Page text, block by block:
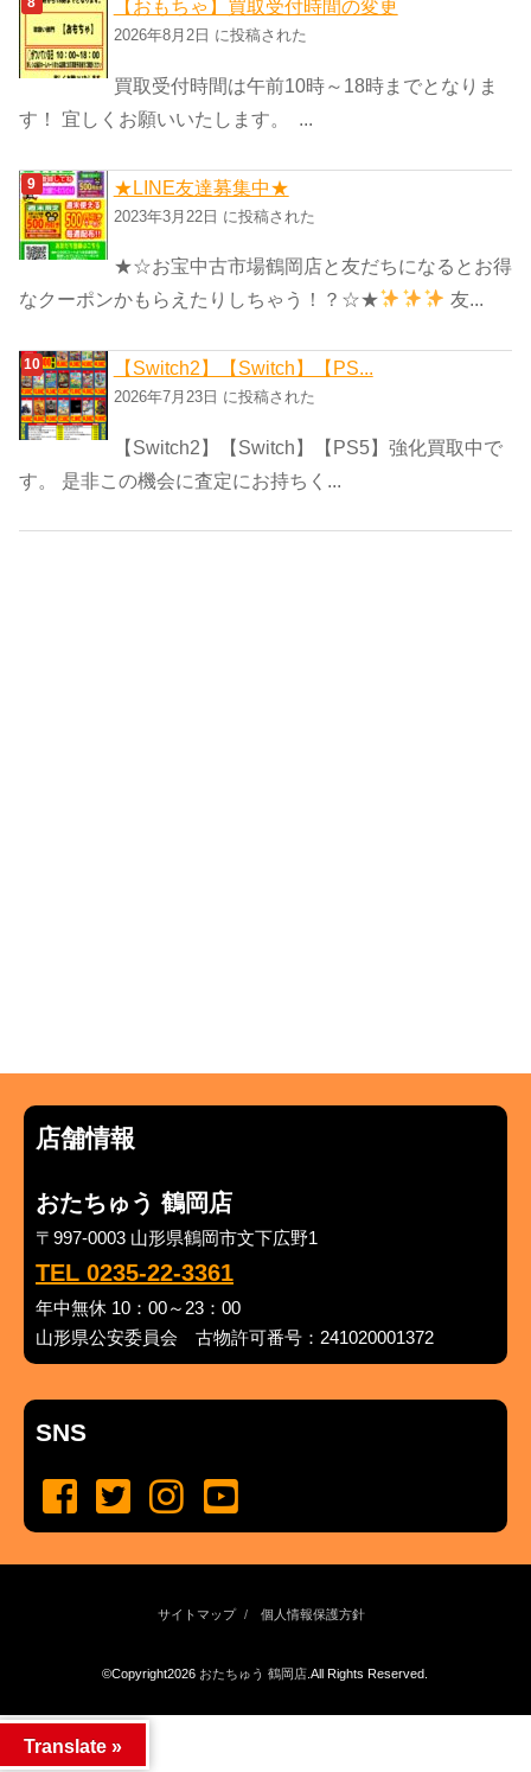
【おもちゃ】買取受付時間の変更
2026年8月2日 に投稿された
買取受付時間は午前10時～18時までとなりま
す！ 宜しくお願いいたします。 ...
★LINE友達募集中★
2023年3月22日 に投稿された
★☆お宝中古市場鶴岡店と友だちになるとお得
なクーポンかもらえたりしちゃう！？☆★
友...
【Switch2】【Switch】【PS...
2026年7月23日 に投稿された
【Switch2】【Switch】【PS5】強化買取中で
す。 是非この機会に査定にお持ちく...
店舗情報
おたちゅう 鶴岡店
〒997-0003 山形県鶴岡市文下広野1
TEL 0235-22-3361
年中無休 10：00～23：00
山形県公安委員会 古物許可番号：241020001372
SNS
サイトマップ 個人情報保護方針
©Copyright2026 おたちゅう 鶴岡店 .All Rights Reserved.
Translate »